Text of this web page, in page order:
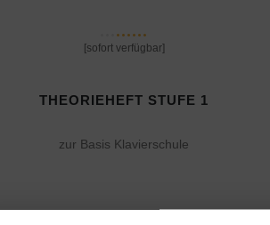
[sofort verfügbar]
THEORIEHEFT STUFE 1
zur Basis Klavierschule